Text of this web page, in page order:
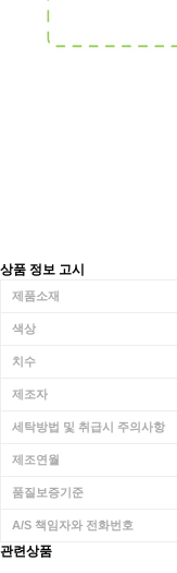
상품 정보 고시
제품소재
색상
치수
제조자
세탁방법 및 취급시 주의사항
제조연월
품질보증기준
A/S 책임자와 전화번호
관련상품